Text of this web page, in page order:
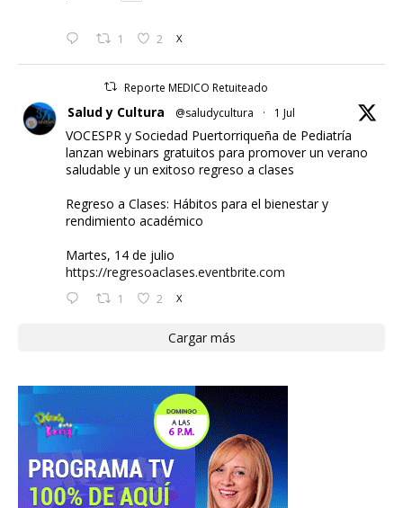
1 2 X
Reporte MEDICO Retuiteado
Salud y Cultura @saludycultura · 1 Jul
VOCESPR y Sociedad Puertorriqueña de Pediatría
lanzan webinars gratuitos para promover un verano
saludable y un exitoso regreso a clases
Regreso a Clases: Hábitos para el bienestar y
rendimiento académico
Martes, 14 de julio
https://regresoaclases.eventbrite.com
1 2 X
Cargar más